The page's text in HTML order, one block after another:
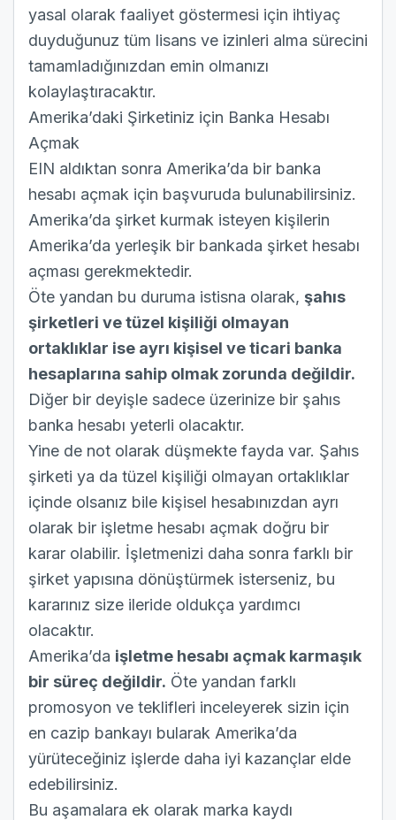
yasal olarak faaliyet göstermesi için ihtiyaç
duyduğunuz tüm lisans ve izinleri alma sürecini
tamamladığınızdan emin olmanızı
kolaylaştıracaktır.
Amerika’daki Şirketiniz için Banka Hesabı
Açmak
EIN aldıktan sonra Amerika’da bir banka
hesabı açmak için başvuruda bulunabilirsiniz.
Amerika’da şirket kurmak isteyen kişilerin
Amerika’da yerleşik bir bankada şirket hesabı
açması gerekmektedir.
Öte yandan bu duruma istisna olarak, şahıs
şirketleri ve tüzel kişiliği olmayan
ortaklıklar ise ayrı kişisel ve ticari banka
hesaplarına sahip olmak zorunda değildir.
Diğer bir deyişle sadece üzerinize bir şahıs
banka hesabı yeterli olacaktır.
Yine de not olarak düşmekte fayda var. Şahıs
şirketi ya da tüzel kişiliği olmayan ortaklıklar
içinde olsanız bile kişisel hesabınızdan ayrı
olarak bir işletme hesabı açmak doğru bir
karar olabilir. İşletmenizi daha sonra farklı bir
şirket yapısına dönüştürmek isterseniz, bu
kararınız size ileride oldukça yardımcı
olacaktır.
Amerika’da işletme hesabı açmak karmaşık
bir süreç değildir. Öte yandan farklı
promosyon ve teklifleri inceleyerek sizin için
en cazip bankayı bularak Amerika’da
yürüteceğiniz işlerde daha iyi kazançlar elde
edebilirsiniz.
Bu aşamalara ek olarak marka kaydı